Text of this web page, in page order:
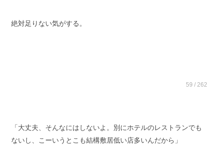
絶対足りない気がする。
59 / 262
「大丈夫、そんなにはしないよ。別にホテルのレストランでも
ないし、こーいうとこも結構敷居低い店多いんだから」